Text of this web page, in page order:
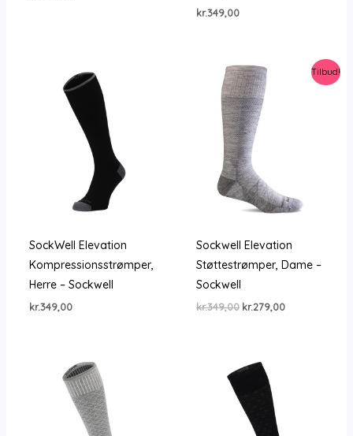
kr.349,00
SockWell Elevation
Kompressionsstrømper,
Herre – Sockwell
kr.349,00
Tilbud!
Sockwell Elevation
Støttestrømper, Dame –
Sockwell
kr.349,00 Den
kr.279,00Den